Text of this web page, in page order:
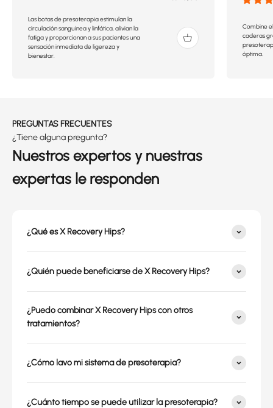
Las botas de presoterapia estimulan la
circulación sanguínea y linfática, alivian la
fatiga y proporcionan a sus pacientes una
sensación inmediata de ligereza y
bienestar.
Combine
caderas
óptima.
PREGUNTAS FRECUENTES
¿Tiene alguna pregunta?
Nuestros expertos y nuestras
expertas le responden
¿Qué es X Recovery Hips?
¿Quién puede beneficiarse de X Recovery Hips?
¿Puedo combinar X Recovery Hips con otros
tratamientos?
¿Cómo lavo mi sistema de presoterapia?
¿Cuánto tiempo se puede utilizar la presoterapia?